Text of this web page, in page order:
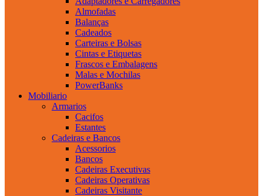
Almofadas
Balanças
Cadeados
Carteiras e Bolsas
Cintas e Etiquetas
Frascos e Embalagens
Malas e Mochilas
PowerBanks
Mobiliario
Armarios
Cacifos
Estantes
Cadeiras e Bancos
Acessorios
Bancos
Cadeiras Executivas
Cadeiras Operativas
Cadeiras Visitante